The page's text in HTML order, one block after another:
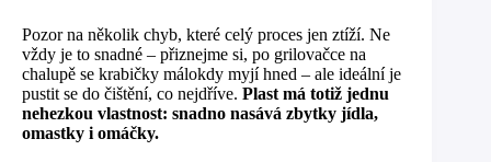
Pozor na několik chyb, které celý proces jen ztíží. Ne
vždy je to snadné – přiznejme si, po grilovačce na
chalupě se krabičky málokdy myjí hned – ale ideální je
pustit se do čištění, co nejdříve. Plast má totiž jednu
nehezkou vlastnost: snadno nasává zbytky jídla,
omastky i omáčky.